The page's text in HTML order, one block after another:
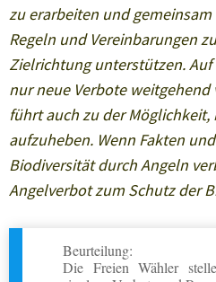
zu erarbeiten und
Regeln und Vereinbarungen
Zielrichtung unterstützen. Auf
nur neue Verbote
führt auch zu der
aufzuheben. Wenn Fakten
Biodiversität durch Angeln
Angelverbot zum Schutz der
Beurteilung:
Die Freien Wähler